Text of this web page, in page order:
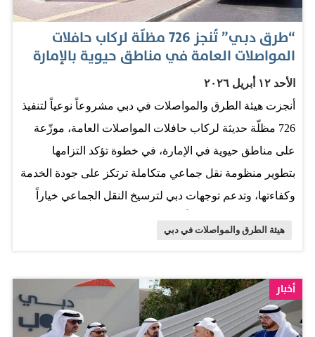
“طرق دبـي” تُنجز 726 مظلّة لركاب حافلات
المواصلات العامة في مناطق حيوية بالإمارة
الأحد ١٢ أبريل ٢٠٢٦
أنجزت هيئة الطرق والمواصلات في دبي مشروعاً نوعياً لتنفيذ
726 مظلّة حديثة لركاب حافلات المواصلات العامة، موزّعة
على مناطق حيوية في الإمارة، في خطوة تؤكد التزامها
بتطوير منظومة نقل جماعي متكاملة ترتكز على جودة الخدمة
وكفاءتها، وتدعم توجهات دبي لترسيخ النقل الجماعي خياراً
معالـي مطر الطاير، المدير العام ورئيس مجلس المديرين
فـي هيئة الطرق والمواصلات، أن المشروع يمثّل بُعداً
استراتيجياً في تطوير البنية التحتية الداعمة لمنظومة النقل
هيئة الطرق والمواصلات في دبي
أخبار